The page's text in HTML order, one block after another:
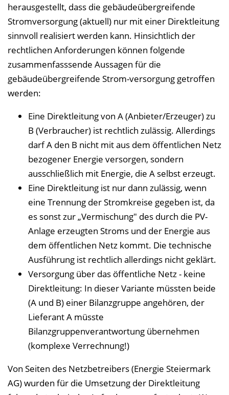
herausgestellt, dass die gebäudeübergreifende
Stromversorgung (aktuell) nur mit einer Direktleitung
sinnvoll realisiert werden kann. Hinsichtlich der
rechtlichen Anforderungen können folgende
zusammenfasssende Aussagen für die
gebäudeübergreifende Strom-versorgung getroffen
werden:
Eine Direktleitung von A (Anbieter/Erzeuger) zu
B (Verbraucher) ist rechtlich zulässig. Allerdings
darf A den B nicht mit aus dem öffentlichen Netz
bezogener Energie versorgen, sondern
ausschließlich mit Energie, die A selbst erzeugt.
Eine Direktleitung ist nur dann zulässig, wenn
eine Trennung der Stromkreise gegeben ist, da
es sonst zur „Vermischung" des durch die PV-
Anlage erzeugten Stroms und der Energie aus
dem öffentlichen Netz kommt. Die technische
Ausführung ist rechtlich allerdings nicht geklärt.
Versorgung über das öffentliche Netz - keine
Direktleitung: In dieser Variante müssten beide
(A und B) einer Bilanzgruppe angehören, der
Lieferant A müsste
Bilanzgruppenverantwortung übernehmen
(komplexe Verrechnung!)
Von Seiten des Netzbetreibers (Energie Steiermark
AG) wurden für die Umsetzung der Direktleitung